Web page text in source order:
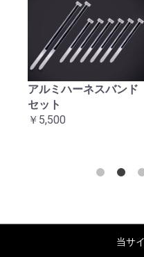
アルミハーネスバンド
セット
￥5,500
当サ